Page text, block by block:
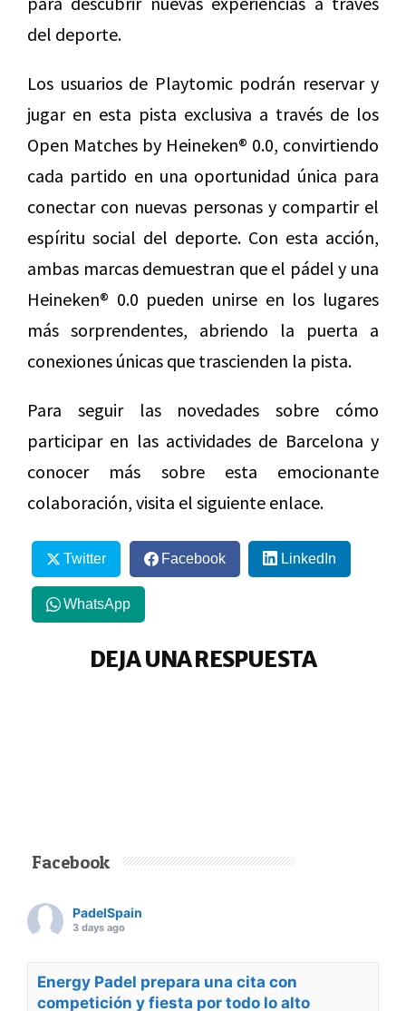
del deporte.
Los usuarios de Playtomic podrán reservar y
jugar en esta pista exclusiva a través de los
Open Matches by Heineken® 0.0, convirtiendo
cada partido en una oportunidad única para
conectar con nuevas personas y compartir el
espíritu social del deporte. Con esta acción,
ambas marcas demuestran que el pádel y una
Heineken® 0.0 pueden unirse en los lugares
más sorprendentes, abriendo la puerta a
conexiones únicas que trascienden la pista.
Para seguir las novedades sobre cómo
participar en las actividades de Barcelona y
conocer más sobre esta emocionante
colaboración, visita el siguiente enlace.
Twitter Facebook LinkedIn
WhatsApp
DEJA UNA RESPUESTA
Facebook
PadelSpain
3 days ago
Energy Padel prepara una cita con
competición y fiesta por todo lo alto